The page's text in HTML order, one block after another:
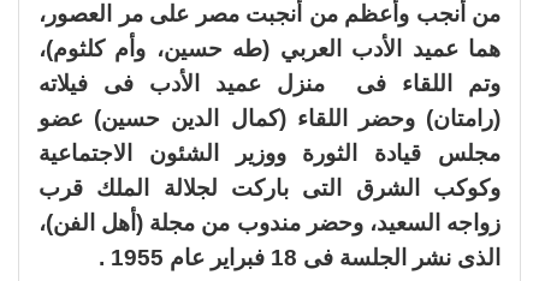
من أنجب وأعظم من أنجبت مصر على مر العصور،
هما عميد الأدب العربي (طه حسين، وأم كلثوم)،
وتم اللقاء فى منزل عميد الأدب فى فيلاته
(رامتان) وحضر اللقاء (كمال الدين حسين) عضو
مجلس قيادة الثورة ووزير الشئون الاجتماعية
وكوكب الشرق التى باركت لجلالة الملك قرب
زواجه السعيد، وحضر مندوب من مجلة (أهل الفن)،
الذى نشر الجلسة فى 18 فبراير عام 1955 .